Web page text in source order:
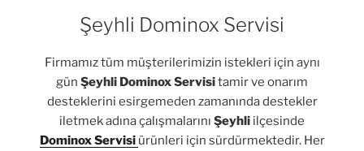
Şeyhli Dominox Servisi
Firmamız tüm müşterilerimizin istekleri için aynı
gün Şeyhli Dominox Servisitamir ve onarım
desteklerini esirgemeden zamanında destekler
iletmek adına çalışmalarını Şeyhli ilçesinde
Dominox Servisi ürünleri için sürdürmektedir. Her